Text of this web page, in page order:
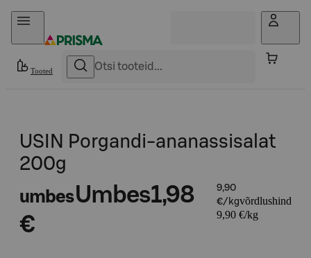
Otse sisu juurde
Tooted
USIN Porgandi-ananassisalat
200g
umbesUmbes1,98
€
9,90
€/kgvõrdlushind
9,90 €/kg